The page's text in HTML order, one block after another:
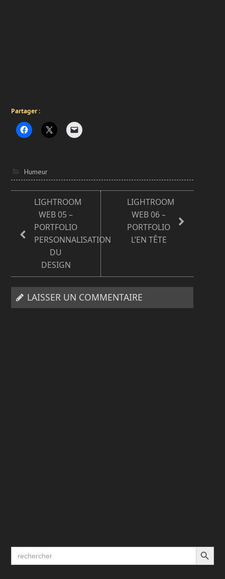
Partager :
Humeur
LIGHTROOM
WEB 05 –
PORTFOLIO
PERSONNALISATION
DU
DESIGN
LIGHTROOM
WEB 06 –
PORTFOLIO
L’EN TÊTE
LAISSER UN COMMENTAIRE
Search
for:
Search Button